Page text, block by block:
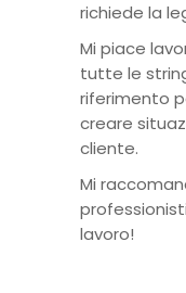
richiede la
Mi piace
tutte le
riferimento
creare
cliente.
Mi
lavoro!